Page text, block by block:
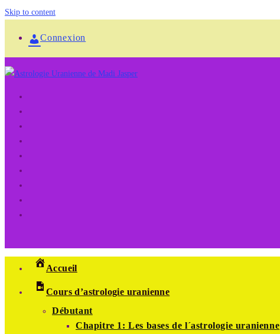
Skip to content
Connexion
Accueil
Cours d’astrologie uranienne
Débutant
Chapitre 1: Les bases de l´astrologie uranienne